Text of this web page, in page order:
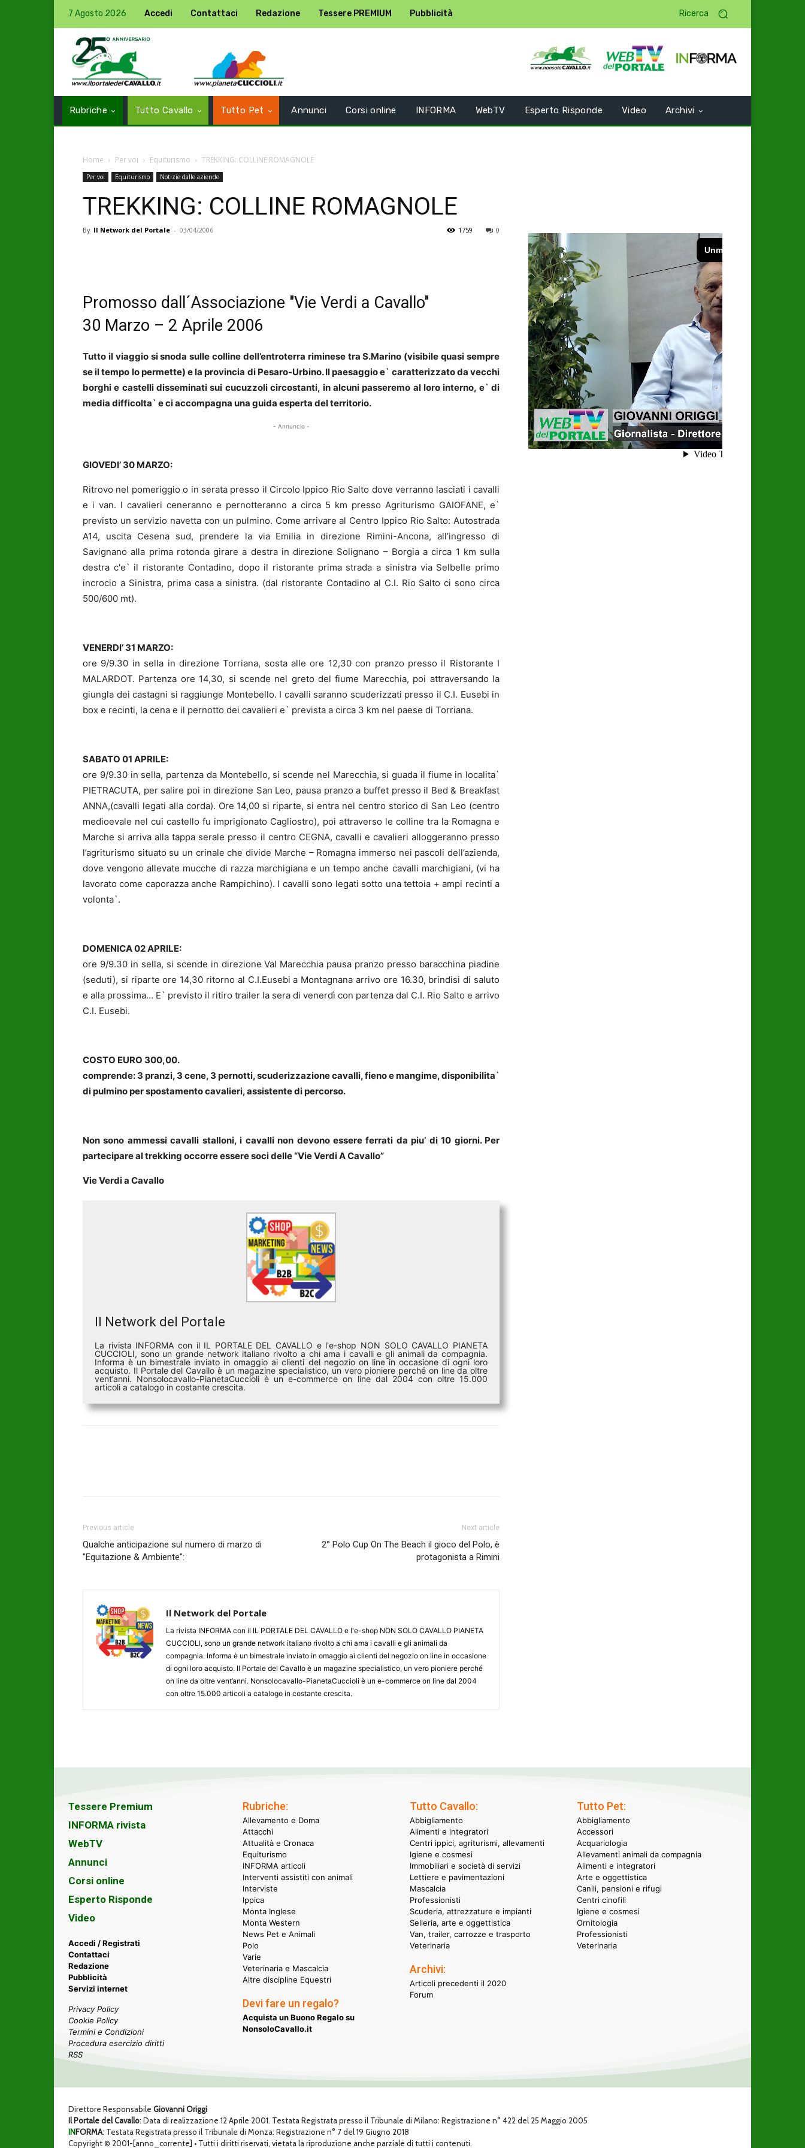
7 Agosto 2026 Accedi Contattaci Redazione Tessere PREMIUM Pubblicità Ricerca
Rubriche Tutto Cavallo Tutto Pet Annunci Corsi online INFORMA WebTV Esperto Risponde Video Archivi
Home Per voi Equiturismo TREKKING: COLLINE ROMAGNOLE
Per voi Equiturismo Notizie dalle aziende
TREKKING: COLLINE ROMAGNOLE
By Il Network del Portale - 03/04/2006 0
1759
Promosso dall´Associazione "Vie Verdi a Cavallo"
30 Marzo – 2 Aprile 2006
Tutto il viaggio si snoda sulle colline dell’entroterra riminese tra S.Marino (visibile quasi sempre
se il tempo lo permette) e la provincia di Pesaro-Urbino. Il paesaggio e` caratterizzato da vecchi
borghi e castelli disseminati sui cucuzzoli circostanti, in alcuni passeremo al loro interno, e` di
media difficolta` e ci accompagna una guida esperta del territorio.
- Annuncio -
GIOVEDI’ 30 MARZO:
Ritrovo nel pomeriggio o in serata presso il Circolo Ippico Rio Salto dove verranno lasciati i cavalli
e i van. I cavalieri ceneranno e pernotteranno a circa 5 km presso Agriturismo GAIOFANE, e`
previsto un servizio navetta con un pulmino. Come arrivare al Centro Ippico Rio Salto: Autostrada
A14, uscita Cesena sud, prendere la via Emilia in direzione Rimini-Ancona, all’ingresso di
Savignano alla prima rotonda girare a destra in direzione Solignano – Borgia a circa 1 km sulla
destra c'e` il ristorante Contadino, dopo il ristorante prima strada a sinistra via Selbelle primo
incrocio a Sinistra, prima casa a sinistra. (dal ristorante Contadino al C.I. Rio Salto ci sono circa
500/600 mt).
VENERDI’ 31 MARZO:
ore 9/9.30 in sella in direzione Torriana, sosta alle ore 12,30 con pranzo presso il Ristorante I
MALARDOT. Partenza ore 14,30, si scende nel greto del fiume Marecchia, poi attraversando la
giungla dei castagni si raggiunge Montebello. I cavalli saranno scuderizzati presso il C.I. Eusebi in
box e recinti, la cena e il pernotto dei cavalieri e` prevista a circa 3 km nel paese di Torriana.
SABATO 01 APRILE:
ore 9/9.30 in sella, partenza da Montebello, si scende nel Marecchia, si guada il fiume in localita`
PIETRACUTA, per salire poi in direzione San Leo, pausa pranzo a buffet presso il Bed & Breakfast
ANNA,(cavalli legati alla corda). Ore 14,00 si riparte, si entra nel centro storico di San Leo (centro
medioevale nel cui castello fu imprigionato Cagliostro), poi attraverso le colline tra la Romagna e
Marche si arriva alla tappa serale presso il centro CEGNA, cavalli e cavalieri alloggeranno presso
l’agriturismo situato su un crinale che divide Marche – Romagna immerso nei pascoli dell’azienda,
dove vengono allevate mucche di razza marchigiana e un tempo anche cavalli marchigiani, (vi ha
lavorato come caporazza anche Rampichino). I cavalli sono legati sotto una tettoia + ampi recinti a
volonta`.
DOMENICA 02 APRILE:
ore 9/9.30 in sella, si scende in direzione Val Marecchia pausa pranzo presso baracchina piadine
(seduti), si riparte ore 14,30 ritorno al C.I.Eusebi a Montagnana arrivo ore 16.30, brindisi di saluto
e alla prossima… E` previsto il ritiro trailer la sera di venerdì con partenza dal C.I. Rio Salto e arrivo
C.I. Eusebi.
COSTO EURO 300,00.
comprende: 3 pranzi, 3 cene, 3 pernotti, scuderizzazione cavalli, fieno e mangime, disponibilita`
di pulmino per spostamento cavalieri, assistente di percorso.
Non sono ammessi cavalli stalloni, i cavalli non devono essere ferrati da piu’ di 10 giorni. Per
partecipare al trekking occorre essere soci delle “Vie Verdi A Cavallo”
Vie Verdi a Cavallo
Il Network del Portale
La rivista INFORMA con il IL PORTALE DEL CAVALLO e l'e-shop NON SOLO CAVALLO PIANETA
CUCCIOLI, sono un grande network italiano rivolto a chi ama i cavalli e gli animali da compagnia.
Informa è un bimestrale inviato in omaggio ai clienti del negozio on line in occasione di ogni loro
acquisto. Il Portale del Cavallo è un magazine specialistico, un vero pioniere perché on line da oltre
vent’anni. Nonsolocavallo-PianetaCuccioli è un e-commerce on line dal 2004 con oltre 15.000
articoli a catalogo in costante crescita.
Previous article
Qualche anticipazione sul numero di marzo di
"Equitazione & Ambiente":
Next article
2° Polo Cup On The Beach il gioco del Polo, è
protagonista a Rimini
Il Network del Portale
La rivista INFORMA con il IL PORTALE DEL CAVALLO e l'e-shop NON SOLO CAVALLO PIANETA
CUCCIOLI, sono un grande network italiano rivolto a chi ama i cavalli e gli animali da
compagnia. Informa è un bimestrale inviato in omaggio ai clienti del negozio on line in occasione
di ogni loro acquisto. Il Portale del Cavallo è un magazine specialistico, un vero pioniere perché
on line da oltre vent’anni. Nonsolocavallo-PianetaCuccioli è un e-commerce on line dal 2004
con oltre 15.000 articoli a catalogo in costante crescita.
Tessere Premium
INFORMA rivista
WebTV
Annunci
Corsi online
Esperto Risponde
Video
Accedi / Registrati
Contattaci
Redazione
Pubblicità
Servizi internet
Privacy Policy
Cookie Policy
Termini e Condizioni
Procedura esercizio diritti
RSS
Rubriche:
Allevamento e Doma
Attacchi
Attualità e Cronaca
Equiturismo
INFORMA articoli
Interventi assistiti con animali
Interviste
Ippica
Monta Inglese
Monta Western
News Pet e Animali
Polo
Varie
Veterinaria e Mascalcia
Altre discipline Equestri
Devi fare un regalo?
Acquista un Buono Regalo su
NonsoloCavallo.it
Tutto Cavallo:
Abbigliamento
Alimenti e integratori
Centri ippici, agriturismi, allevamenti
Igiene e cosmesi
Immobiliari e società di servizi
Lettiere e pavimentazioni
Mascalcia
Professionisti
Scuderia, attrezzature e impianti
Selleria, arte e oggettistica
Van, trailer, carrozze e trasporto
Veterinaria
Archivi:
Articoli precedenti il 2020
Forum
Tutto Pet:
Abbigliamento
Accessori
Acquariologia
Allevamenti animali da compagnia
Alimenti e integratori
Arte e oggettistica
Canili, pensioni e rifugi
Centri cinofili
Igiene e cosmesi
Ornitologia
Professionisti
Veterinaria
Direttore Responsabile Giovanni Origgi
Il Portale del Cavallo: Data di realizzazione 12 Aprile 2001. Testata Registrata presso il Tribunale di Milano: Registrazione n° 422 del 25 Maggio 2005
INFORMA: Testata Registrata presso il Tribunale di Monza: Registrazione n° 7 del 19 Giugno 2018
Copyright © 2001-[anno_corrente] • Tutti i diritti riservati, vietata la riproduzione anche parziale di tutti i contenuti.